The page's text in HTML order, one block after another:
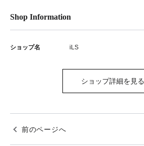
Shop Information
ショップ名 iLS
ショップ詳細を見る
前のページへ